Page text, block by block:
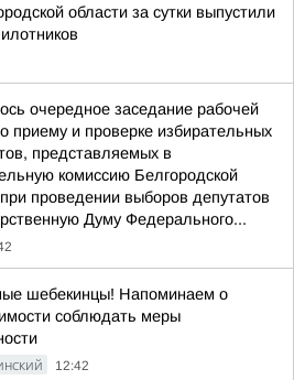
области за сутки выпустили
очередное заседание рабочей
приему и проверке избирательных
представляемых в
комиссию Белгородской
проведении выборов депутатов
Думу Федерального...
шебекинцы! Напоминаем о
соблюдать меры
12:42